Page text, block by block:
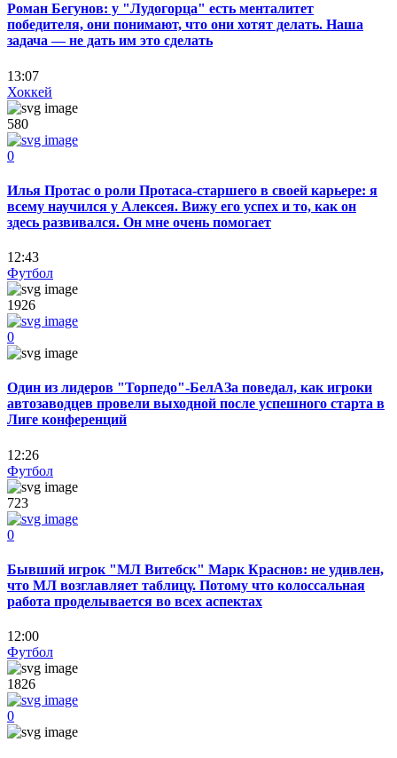
Роман Бегунов: у "Лудогорца" есть менталитет
победителя, они понимают, что они хотят делать. Наша
задача — не дать им это сделать
13:07
Хоккей
580
0
Илья Протас о роли Протаса-старшего в своей карьере: я
всему научился у Алексея. Вижу его успех и то, как он
здесь развивался. Он мне очень помогает
12:43
Футбол
1926
0
Один из лидеров "Торпедо"-БелАЗа поведал, как игроки
автозаводцев провели выходной после успешного старта в
Лиге конференций
12:26
Футбол
723
0
Бывший игрок "МЛ Витебск" Марк Краснов: не удивлен,
что МЛ возглавляет таблицу. Потому что колоссальная
работа проделывается во всех аспектах
12:00
Футбол
1826
0